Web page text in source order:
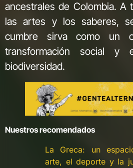
ancestrales de Colombia. A
las artes y los saberes,
cumbre sirva como un
transformación social
biodiversidad.
Nuestros recomendados
La Greca: un
arte, el deporte y la